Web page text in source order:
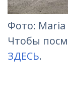
Фото: Maria
Чтобы
ЗДЕСЬ.